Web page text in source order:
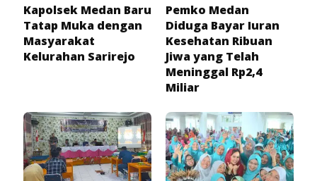
Kapolsek Medan Baru
Tatap Muka dengan
Masyarakat
Kelurahan Sarirejo
Pemko Medan
Diduga Bayar Iuran
Kesehatan Ribuan
Jiwa yang Telah
Meninggal Rp2,4
Miliar